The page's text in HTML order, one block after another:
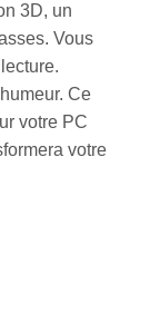
3D, un
Vous
Ce
votre PC
votre